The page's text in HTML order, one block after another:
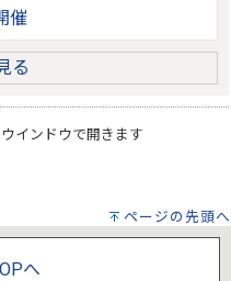
催
る
インドウで開きます
ページの先頭へ
へ